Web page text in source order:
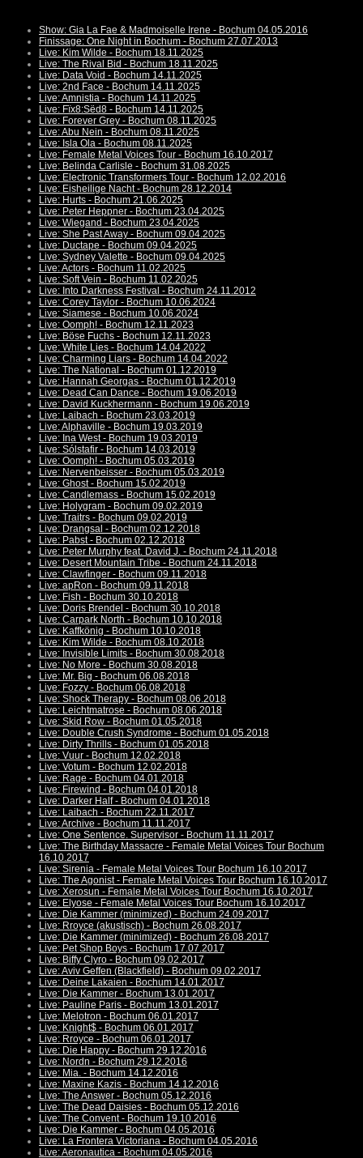
Show: Gia La Fae & Madmoiselle Irene - Bochum 04.05.2016
Finissage: One Night in Bochum - Bochum 27.07.2013
Live: Kim Wilde - Bochum 18.11.2025
Live: The Rival Bid - Bochum 18.11.2025
Live: Data Void - Bochum 14.11.2025
Live: 2nd Face - Bochum 14.11.2025
Live: Amnistia - Bochum 14.11.2025
Live: Fïx8:Sëd8 - Bochum 14.11.2025
Live: Forever Grey - Bochum 08.11.2025
Live: Abu Nein - Bochum 08.11.2025
Live: Isla Ola - Bochum 08.11.2025
Live: Female Metal Voices Tour - Bochum 16.10.2017
Live: Belinda Carlisle - Bochum 31.08.2025
Live: Electronic Transformers Tour - Bochum 12.02.2016
Live: Eisheilige Nacht - Bochum 28.12.2014
Live: Hurts - Bochum 21.06.2025
Live: Peter Heppner - Bochum 23.04.2025
Live: Wiegand - Bochum 23.04.2025
Live: She Past Away - Bochum 09.04.2025
Live: Ductape - Bochum 09.04.2025
Live: Sydney Valette - Bochum 09.04.2025
Live: Actors - Bochum 11.02.2025
Live: Soft Vein - Bochum 11.02.2025
Live: Into Darkness Festival - Bochum 24.11.2012
Live: Corey Taylor - Bochum 10.06.2024
Live: Siamese - Bochum 10.06.2024
Live: Oomph! - Bochum 12.11.2023
Live: Böse Fuchs - Bochum 12.11.2023
Live: White Lies - Bochum 14.04.2022
Live: Charming Liars - Bochum 14.04.2022
Live: The National - Bochum 01.12.2019
Live: Hannah Georgas - Bochum 01.12.2019
Live: Dead Can Dance - Bochum 19.06.2019
Live: David Kuckhermann - Bochum 19.06.2019
Live: Laibach - Bochum 23.03.2019
Live: Alphaville - Bochum 19.03.2019
Live: Ina West - Bochum 19.03.2019
Live: Sólstafir - Bochum 14.03.2019
Live: Oomph! - Bochum 05.03.2019
Live: Nervenbeisser - Bochum 05.03.2019
Live: Ghost - Bochum 15.02.2019
Live: Candlemass - Bochum 15.02.2019
Live: Holygram - Bochum 09.02.2019
Live: Traitrs - Bochum 09.02.2019
Live: Drangsal - Bochum 02.12.2018
Live: Pabst - Bochum 02.12.2018
Live: Peter Murphy feat. David J. - Bochum 24.11.2018
Live: Desert Mountain Tribe - Bochum 24.11.2018
Live: Clawfinger - Bochum 09.11.2018
Live: apRon - Bochum 09.11.2018
Live: Fish - Bochum 30.10.2018
Live: Doris Brendel - Bochum 30.10.2018
Live: Carpark North - Bochum 10.10.2018
Live: Kaffkönig - Bochum 10.10.2018
Live: Kim Wilde - Bochum 08.10.2018
Live: Invisible Limits - Bochum 30.08.2018
Live: No More - Bochum 30.08.2018
Live: Mr. Big - Bochum 06.08.2018
Live: Fozzy - Bochum 06.08.2018
Live: Shock Therapy - Bochum 08.06.2018
Live: Leichtmatrose - Bochum 08.06.2018
Live: Skid Row - Bochum 01.05.2018
Live: Double Crush Syndrome - Bochum 01.05.2018
Live: Dirty Thrills - Bochum 01.05.2018
Live: Vuur - Bochum 12.02.2018
Live: Votum - Bochum 12.02.2018
Live: Rage - Bochum 04.01.2018
Live: Firewind - Bochum 04.01.2018
Live: Darker Half - Bochum 04.01.2018
Live: Laibach - Bochum 22.11.2017
Live: Archive - Bochum 11.11.2017
Live: One Sentence. Supervisor - Bochum 11.11.2017
Live: The Birthday Massacre - Female Metal Voices Tour Bochum
16.10.2017
Live: Sirenia - Female Metal Voices Tour Bochum 16.10.2017
Live: The Agonist - Female Metal Voices Tour Bochum 16.10.2017
Live: Xerosun - Female Metal Voices Tour Bochum 16.10.2017
Live: Elyose - Female Metal Voices Tour Bochum 16.10.2017
Live: Die Kammer (minimized) - Bochum 24.09.2017
Live: Rroyce (akustisch) - Bochum 26.08.2017
Live: Die Kammer (minimized) - Bochum 26.08.2017
Live: Pet Shop Boys - Bochum 17.07.2017
Live: Biffy Clyro - Bochum 09.02.2017
Live: Aviv Geffen (Blackfield) - Bochum 09.02.2017
Live: Deine Lakaien - Bochum 14.01.2017
Live: Die Kammer - Bochum 13.01.2017
Live: Pauline Paris - Bochum 13.01.2017
Live: Melotron - Bochum 06.01.2017
Live: Knight$ - Bochum 06.01.2017
Live: Rroyce - Bochum 06.01.2017
Live: Die Happy - Bochum 29.12.2016
Live: Nordn - Bochum 29.12.2016
Live: Mia. - Bochum 14.12.2016
Live: Maxine Kazis - Bochum 14.12.2016
Live: The Answer - Bochum 05.12.2016
Live: The Dead Daisies - Bochum 05.12.2016
Live: The Convent - Bochum 19.10.2016
Live: Die Kammer - Bochum 04.05.2016
Live: La Frontera Victoriana - Bochum 04.05.2016
Live: Aeronautica - Bochum 04.05.2016